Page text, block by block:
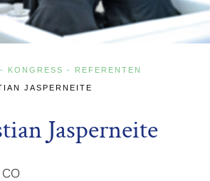
KONGRESS - REFERENTEN
JASPERNEITE
Jasperneite